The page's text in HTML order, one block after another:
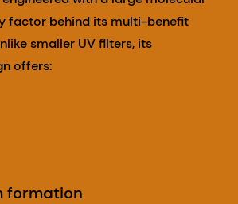
factor behind its multi-benefit
smaller UV filters, its
offers:
formation